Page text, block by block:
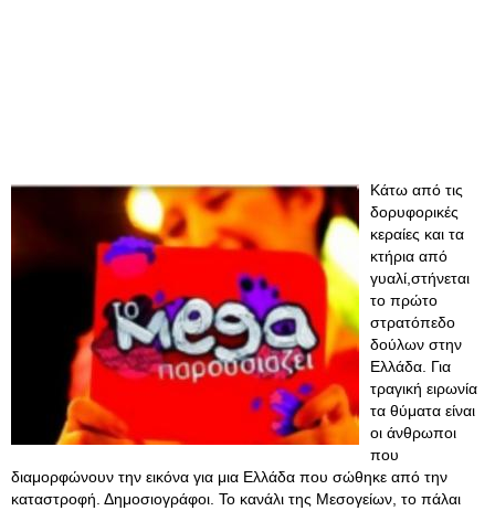
Κάτω από τις
δορυφορικές
κεραίες και τα
κτήρια από
γυαλί,στήνεται
το πρώτο
στρατόπεδο
δούλων στην
Ελλάδα. Για
τραγική ειρωνία
τα θύματα είναι
οι άνθρωποι
που
διαμορφώνουν την εικόνα για μια Ελλάδα που σώθηκε από την
καταστροφή. Δημοσιογράφοι. Το κανάλι της Μεσογείων, το πάλαι